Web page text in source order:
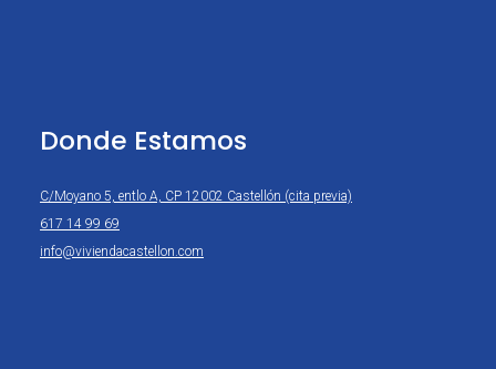
Donde Estamos
C/Moyano 5, entlo A, CP 12002 Castellón (cita previa)
617 14 99 69
info@viviendacastellon.com